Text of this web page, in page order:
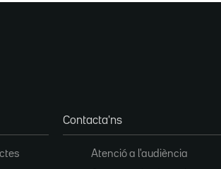
Contacta'ns
Atenció a l'audiència